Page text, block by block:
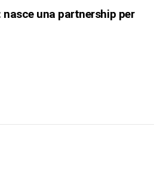
nasce una partnership per